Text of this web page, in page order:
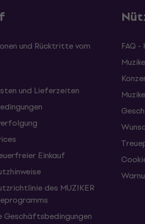
und Rücktritte vom
und Lieferzeiten
Einkauf
des MUZIKER
Geschäftsbedingungen
FAQ